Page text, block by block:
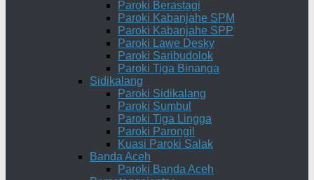
Paroki Berastagi
Paroki Kabanjahe SPM
Paroki Kabanjahe SPP
Paroki Lawe Desky
Paroki Saribudolok
Paroki Tiga Binanga
Sidikalang
Paroki Sidikalang
Paroki Sumbul
Paroki Tiga Lingga
Paroki Parongil
Kuasi Paroki Salak
Banda Aceh
Paroki Banda Aceh